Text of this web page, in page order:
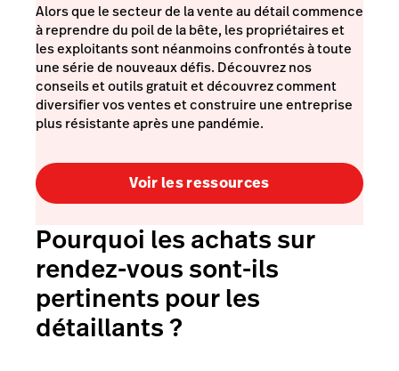
Alors que le secteur de la vente au détail commence
à reprendre du poil de la bête, les propriétaires et
les exploitants sont néanmoins confrontés à toute
une série de nouveaux défis. Découvrez nos
conseils et outils gratuit et découvrez comment
diversifier vos ventes et construire une entreprise
plus résistante après une pandémie.
Voir les ressources
Pourquoi les achats sur
rendez-vous sont-ils
pertinents pour les
détaillants ?